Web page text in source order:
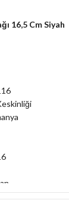
16,5 Cm Siyah